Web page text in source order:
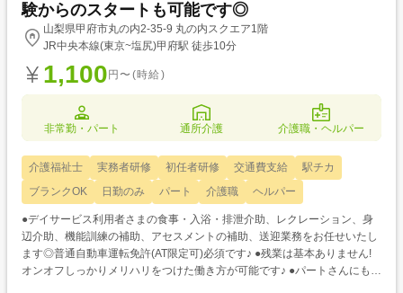
験からのスタートも可能です◎
山梨県甲府市丸の内2-35-9 丸の内スクエア1階
JR中央本線(東京~塩尻)甲府駅 徒歩10分
1,100 円〜(時給)
非常勤・パート 通所介護 介護職・ヘルパー
介護福祉士 実務者研修 初任者研修 交通費支給
駅チカ
ブランクOK
日勤のみ パート 介護職 ヘルパー
●デイサービス利用者さまの食事・入浴・排泄介助、レクレーション、身
辺介助、機能訓練の補助、アセスメントの補助、送迎業務をお任せいたし
ます◎普通自動車運転免許(AT限定可)必須です♪ ●残業は基本ありません!
オンオフしっかりメリハリをつけた働き方が可能です♪ ●パートさんにも嬉